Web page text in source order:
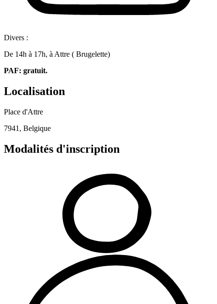
Divers :
De 14h à 17h, à Attre ( Brugelette)
PAF: gratuit.
Localisation
Place d'Attre
7941, Belgique
Modalités d'inscription